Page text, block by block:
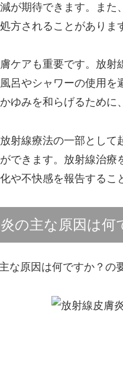
が期待できます。ま
方されることがありま
ケアも重要です。放
呂やシャワーの使用
ゆみを和らげるために
射線療法の一部とし
できます。放射線治
や不快感を報告するこ
の主な原因は何